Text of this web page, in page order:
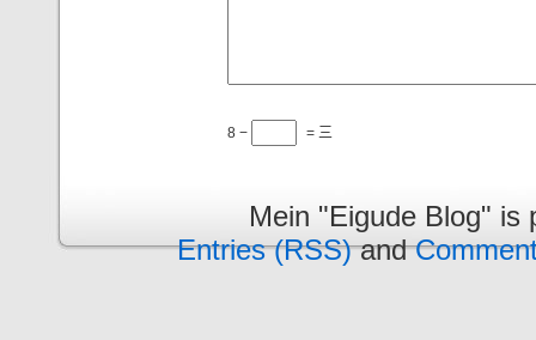
8 − = 三
Mein "Eigude Blog"
Entries (RSS)and